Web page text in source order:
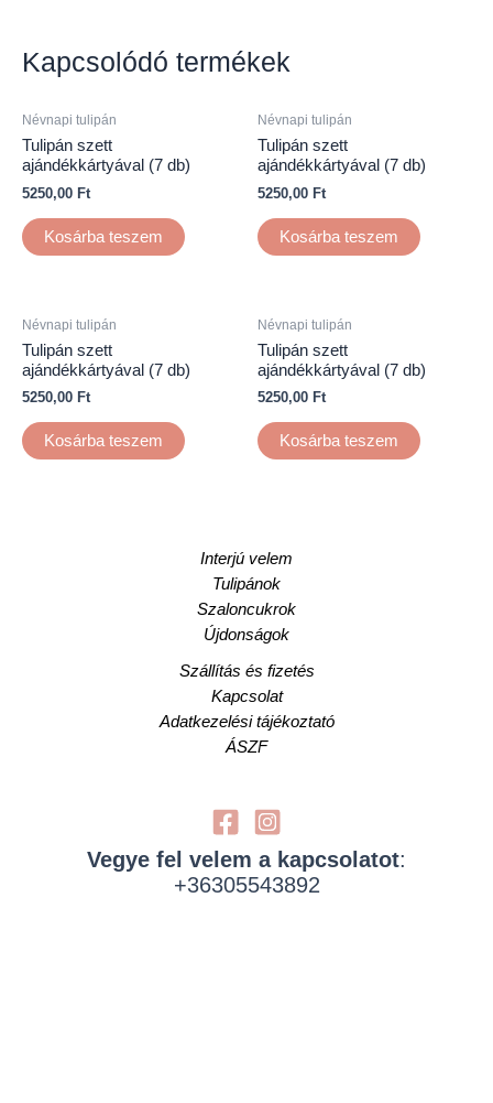
Kapcsolódó termékek
Névnapi tulipán
Tulipán szett
ajándékkártyával (7 db)
5250,00 Ft
Kosárba teszem
Névnapi tulipán
Tulipán szett
ajándékkártyával (7 db)
5250,00 Ft
Kosárba teszem
Névnapi tulipán
Tulipán szett
ajándékkártyával (7 db)
5250,00 Ft
Kosárba teszem
Névnapi tulipán
Tulipán szett
ajándékkártyával (7 db)
5250,00 Ft
Kosárba teszem
Interjú velem
Tulipánok
Szaloncukrok
Újdonságok
Szállítás és fizetés
Kapcsolat
Adatkezelési tájékoztató
ÁSZF
Vegye fel velem a kapcsolatot:
+36305543892